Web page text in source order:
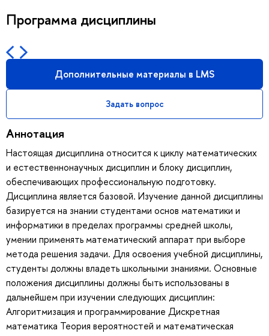
Программа дисциплины
Дополнительные материалы в LMS
Задать вопрос
Аннотация
Настоящая дисциплина относится к циклу математических
и естественнонаучных дисциплин и блоку дисциплин,
обеспечивающих профессиональную подготовку.
Дисциплина является базовой. Изучение данной дисциплины
базируется на знании студентами основ математики и
информатики в пределах программы средней школы,
умении применять математический аппарат при выборе
метода решения задачи. Для освоения учебной дисциплины,
студенты должны владеть школьными знаниями. Основные
положения дисциплины должны быть использованы в
дальнейшем при изучении следующих дисциплин:
Алгоритмизация и программирование Дискретная
математика Теория вероятностей и математическая